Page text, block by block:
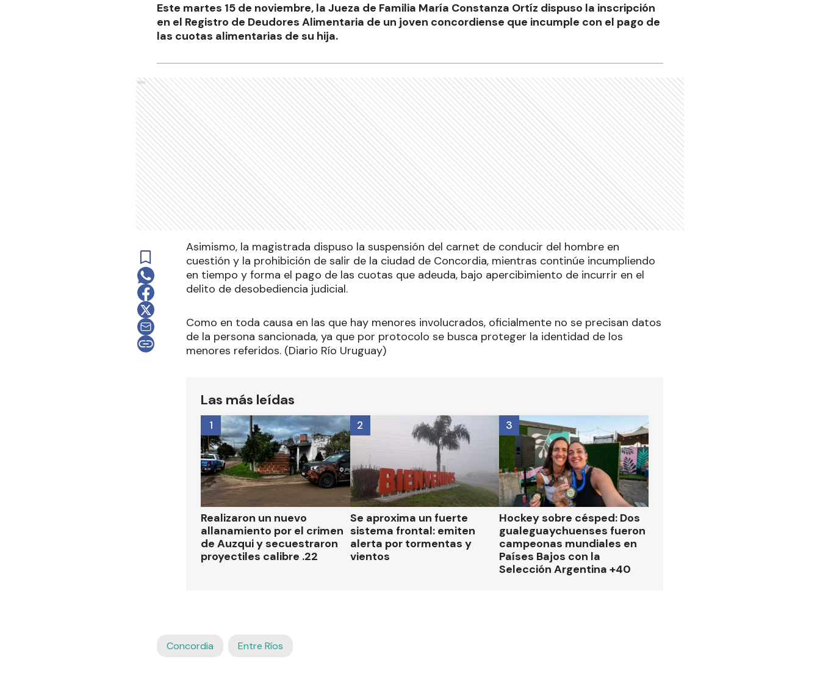
Este martes 15 de noviembre, la Jueza de Familia María Constanza Ortíz dispuso la inscripción
en el Registro de Deudores Alimentaria de un joven concordiense que incumple con el pago de
las cuotas alimentarias de su hija.
Ads
Asimismo, la magistrada dispuso la suspensión del carnet de conducir del hombre en
cuestión y la prohibición de salir de la ciudad de Concordia, mientras continúe incumpliendo
en tiempo y forma el pago de las cuotas que adeuda, bajo apercibimiento de incurrir en el
delito de desobediencia judicial.
Como en toda causa en las que hay menores involucrados, oficialmente no se precisan datos
de la persona sancionada, ya que por protocolo se busca proteger la identidad de los
menores referidos. (Diario Río Uruguay)
Las más leídas
Realizaron un nuevo
allanamiento por el crimen
de Auzqui y secuestraron
proyectiles calibre .22
1
Se aproxima un fuerte
sistema frontal: emiten
alerta por tormentas y
vientos
2
Hockey sobre césped: Dos
gualeguaychuenses fueron
campeonas mundiales en
Países Bajos con la
Selección Argentina +40
3
Concordia Entre Ríos